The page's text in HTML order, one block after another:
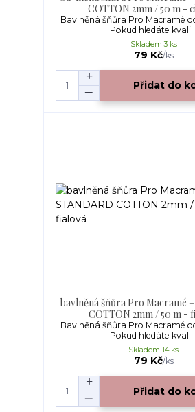
COTTON 2mm / 50 m -
Bavlněná šňůra Pro Macramé
Pokud hledáte kvali...
79 Kč/ks
Skladem 3 ks
Přidat do
bavlněná šňůra Pro Macramé
COTTON 2mm / 50 m -
Bavlněná šňůra Pro Macramé
Pokud hledáte kvali...
79 Kč/ks
Skladem 14 ks
Přidat do